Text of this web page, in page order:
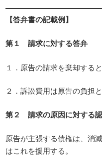
【答弁書の記載例】
第１ 請求に対する答弁
１．原告の請求を棄却する
２．訴訟費用は原告の負担
第２ 請求の原因に対する
原告が主張する債権は、消
はこれを援用する。